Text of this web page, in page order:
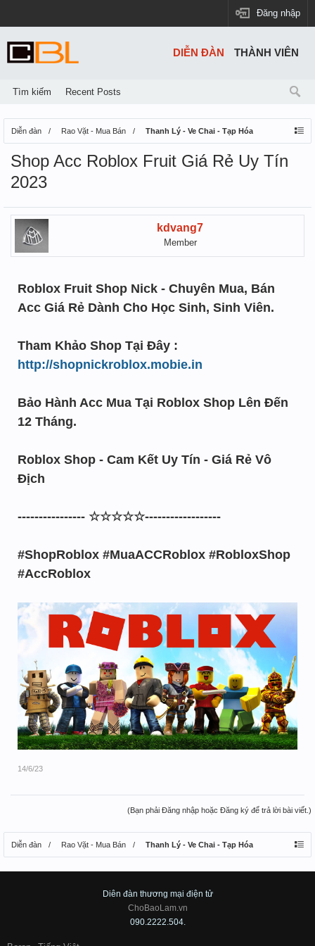
Đăng nhập
Diễn đàn Rao Vặt - Mua Bán Thanh Lý - Ve Chai - Tạp Hóa
Shop Acc Roblox Fruit Giá Rẻ Uy Tín
2023
kdvang7
Member
Roblox Fruit Shop Nick - Chuyên Mua, Bán
Acc Giá Rẻ Dành Cho Học Sinh, Sinh Viên.
Tham Khảo Shop Tại Đây :
http://shopnickroblox.mobie.in
Bảo Hành Acc Mua Tại Roblox Shop Lên Đến
12 Tháng.
Roblox Shop - Cam Kết Uy Tín - Giá Rẻ Vô
Địch
---------------- ☆☆☆☆☆------------------
#ShopRoblox #MuaACCRoblox #RobloxShop
#AccRoblox
14/6/23
(Bạn phải Đăng nhập hoặc Đăng ký để trả lời bài viết.)
Diễn đàn Rao Vặt - Mua Bán Thanh Lý - Ve Chai - Tạp Hóa
DIỄN ĐÀN
Tìm kiếm Recent Posts
THÀNH VIÊN
Diên đàn thương mại điện tử
ChoBaoLam.vn
090.2222.504.